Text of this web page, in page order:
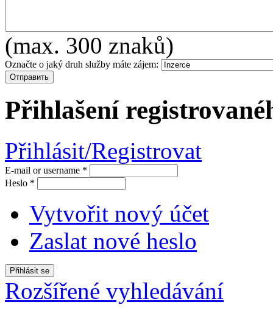
(max. 300 znaků)
Označte o jaký druh služby máte zájem:
Přihlašení
Přihlásit/Registrovat
E-mail or username *
Heslo *
Vytvořit nový účet
Zaslat nové heslo
Rozšířené vyhledávání